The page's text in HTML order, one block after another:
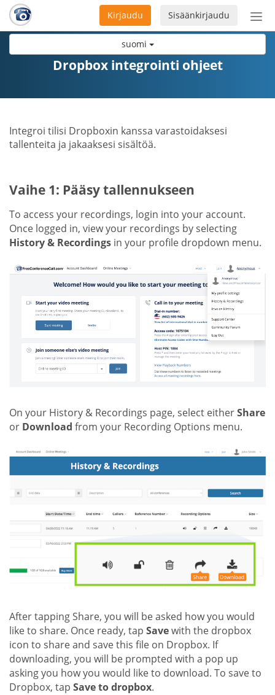
suomi
Sisäänkirjaudu
Kirjaudu
Dropbox integrointi ohjeet
Integroi tilisi Dropboxin kanssa varastoidaksesi
tallenteita ja jakaaksesi sisältöä.
Vaihe 1: Pääsy tallennukseen
To access your recordings, login into your account.
Once logged in, view your recordings by selecting
History & Recordings in your profile dropdown menu.
On your History & Recordings page, select eitherShare
or Download from your Recording Options menu.
After tapping Share, you will be asked how you would
like to share. Once ready, tap Savewith the dropbox
icon to share and save this file on Dropbox. If
downloading, you will be prompted with a pop up
asking you how you would like to download. To save to
Dropbox, tap Save to dropbox.